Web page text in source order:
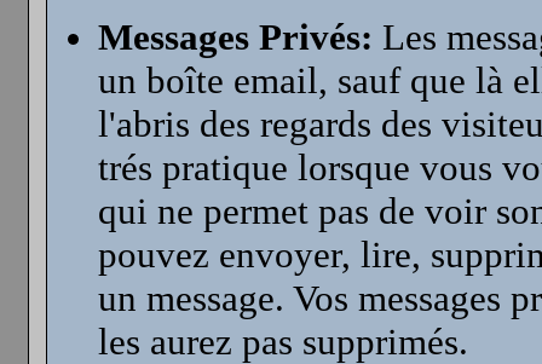
Messages Privés: Les
un boîte email, sauf que là
l'abris des regards des
trés pratique lorsque vous
qui ne permet pas de voir
pouvez envoyer, lire,
un message. Vos messages
les aurez pas supprimés.